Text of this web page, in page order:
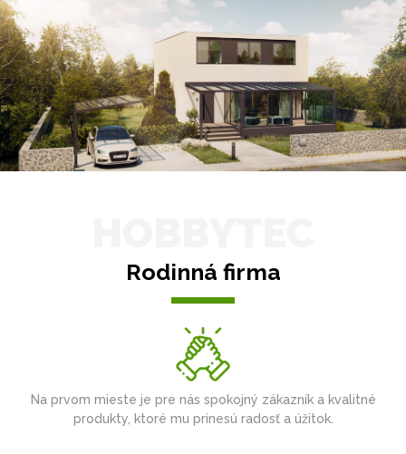
Rodinná firma
Na prvom mieste je pre nás spokojný zákazník a kvalitné
produkty, ktoré mu prinesú radosť a úžitok.